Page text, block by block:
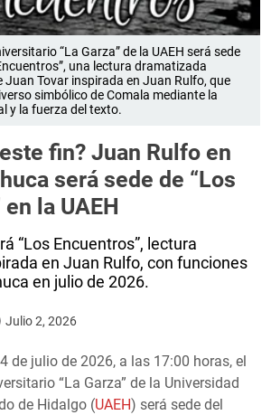
“La Garza” de la UAEH será sede
una lectura dramatizada
Juan Tovar inspirada en Juan Rulfo, que
simbólico de Comala mediante la
y la fuerza del texto.
fin? Juan Rulfo en
será sede de “Los
la UAEH
“Los Encuentros”, lectura
en Juan Rulfo, con funciones
en julio de 2026.
Julio 2, 2026
de julio de 2026, a las 17:00 horas, el
“La Garza” de la Universidad
de Hidalgo (UAEH) será sede del